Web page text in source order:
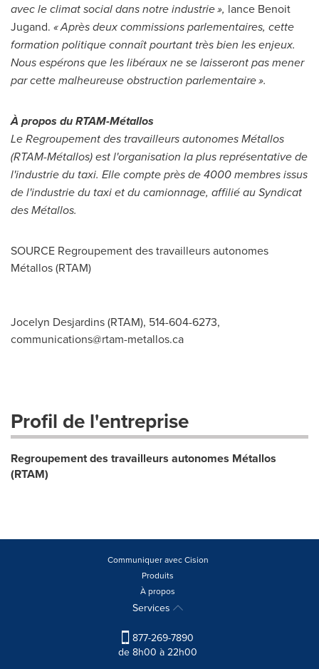
avec le climat social dans notre industrie », lance Benoit
Jugand. « Après deux commissions parlementaires, cette
formation politique connaît pourtant très bien les enjeux.
Nous espérons que les libéraux ne se laisseront pas mener
par cette malheureuse obstruction parlementaire ».
À propos du RTAM-Métallos
Le Regroupement des travailleurs autonomes Métallos
(RTAM-Métallos) est l'organisation la plus représentative de
l'industrie du taxi. Elle compte près de 4000 membres issus
de l'industrie du taxi et du camionnage, affilié au Syndicat
des Métallos.
SOURCE Regroupement des travailleurs autonomes
Métallos (RTAM)
­Jocelyn Desjardins (RTAM), 514-604-6273,
communications@rtam-metallos.ca
Profil de l'entreprise
Regroupement des travailleurs autonomes Métallos
(RTAM)
Communiquer avec Cision
Produits
À propos
Services
877-269-7890
de 8h00 à 22h00